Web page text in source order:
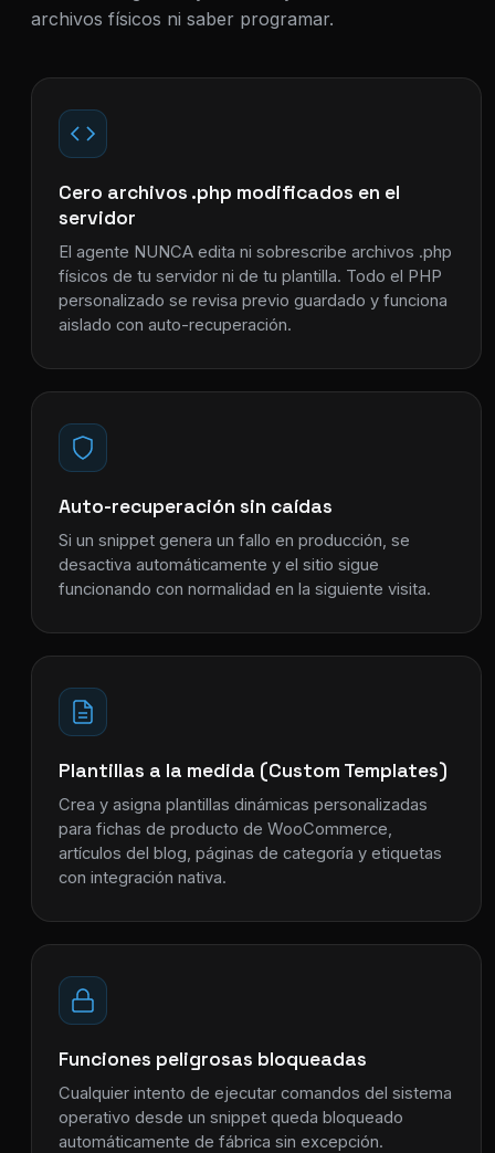
archivos físicos ni saber programar.
Cero archivos .php modificados en el
servidor
El agente NUNCA edita ni sobrescribe archivos .php
físicos de tu servidor ni de tu plantilla. Todo el PHP
personalizado se revisa previo guardado y funciona
aislado con auto-recuperación.
Auto-recuperación sin caídas
Si un snippet genera un fallo en producción, se
desactiva automáticamente y el sitio sigue
funcionando con normalidad en la siguiente visita.
Plantillas a la medida (Custom Templates)
Crea y asigna plantillas dinámicas personalizadas
para fichas de producto de WooCommerce,
artículos del blog, páginas de categoría y etiquetas
con integración nativa.
Funciones peligrosas bloqueadas
Cualquier intento de ejecutar comandos del sistema
operativo desde un snippet queda bloqueado
automáticamente de fábrica sin excepción.